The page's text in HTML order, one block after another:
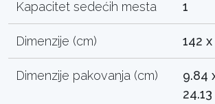
Kapacitet sedećih mesta 1
Dimenzije (cm) 142
Dimenzije pakovanja (cm)
9.84
24.13